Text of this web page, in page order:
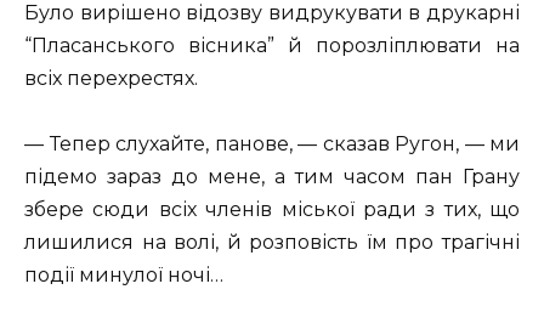
Було вирішено відозву видрукувати в друкарні
“Пласанського вісника” й порозліплювати на
всіх перехрестях.
— Тепер слухайте, панове, — сказав Ругон, — ми
підемо зараз до мене, а тим часом пан Грану
збере сюди всіх членів міської ради з тих, що
лишилися на волі, й розповість їм про трагічні
події минулої ночі…